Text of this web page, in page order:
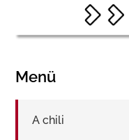
Menü
A chili